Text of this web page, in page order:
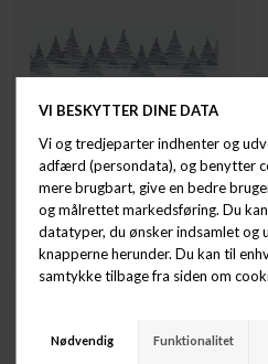
DKK 30,00 DKK 18,00